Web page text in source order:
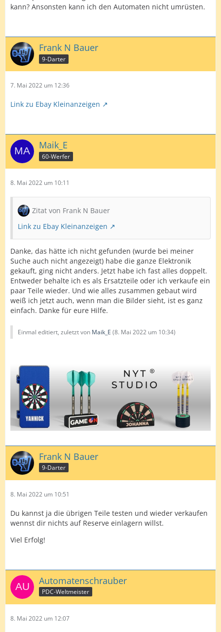
kann? Ansonsten kann ich den Automaten nicht umrüsten.
Frank N Bauer
9-Darter
7. Mai 2022 um 12:36
Link zu Ebay Kleinanzeigen
Maik_E
60-Werfer
8. Mai 2022 um 10:11
Zitat von Frank N Bauer
Link zu Ebay Kleinanzeigen
Danke, das hätte ich nicht gefunden (wurde bei meiner
Suche auch nicht angezeigt) habe die ganze Elektronik
gekauft, ging nicht anders. Jetzt habe ich fast alles doppelt.
Entweder behalte ich es als Ersatzteile oder ich verkaufe ein
paar Teile wieder. Und wie alles zusammen gebaut wird
weiß ich jetzt auch, wenn man die Bilder sieht, ist es ganz
einfach. Danke für eure Hilfe.
Einmal editiert, zuletzt von Maik_E (8. Mai 2022 um 10:34)
Frank N Bauer
9-Darter
8. Mai 2022 um 10:51
Du kannst ja die übrigen Teile testen und wieder verkaufen
wennst dir nichts auf Reserve einlagern willst.
Viel Erfolg!
Automatenschrauber
PDC-Weltmeister
8. Mai 2022 um 12:07